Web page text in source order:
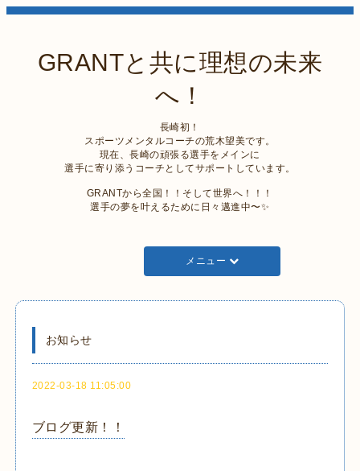
GRANTと共に理想の未来
へ！
長崎初！
スポーツメンタルコーチの荒木望美です。
現在、長崎の頑張る選手をメインに
選手に寄り添うコーチとしてサポートしています。
GRANTから全国！！そして世界へ！！！
選手の夢を叶えるために日々邁進中〜✨
メニュー
お知らせ
2022-03-18 11:05:00
ブログ更新！！